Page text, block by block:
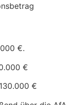
€.
€
€